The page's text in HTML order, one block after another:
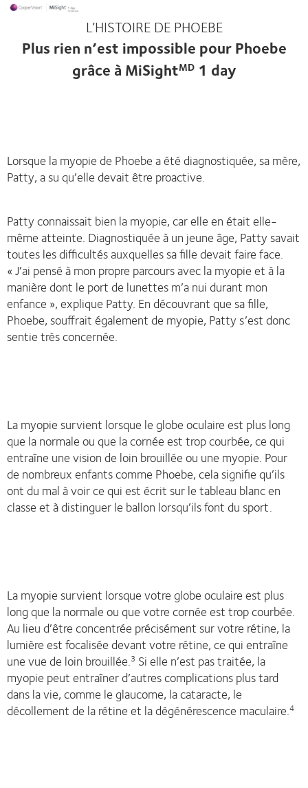
Aller
principal
L’HISTOIRE DE PHOEBE
Plus rien n’est impossible pour Phoebe
grâce à MiSightMD1 day
Lorsque la myopie de Phoebe a été diagnostiquée, sa mère,
Patty, a su qu’elle devait être proactive.
Patty connaissait bien la myopie, car elle en était elle-
même atteinte. Diagnostiquée à un jeune âge, Patty savait
toutes les difficultés auxquelles sa fille devait faire face.
« J’ai pensé à mon propre parcours avec la myopie et à la
manière dont le port de lunettes m’a nui durant mon
enfance », explique Patty. En découvrant que sa fille,
Phoebe, souffrait également de myopie, Patty s’est donc
sentie très concernée.
La myopie survient lorsque le globe oculaire est plus long
que la normale ou que la cornée est trop courbée, ce qui
entraîne une vision de loin brouillée ou une myopie. Pour
de nombreux enfants comme Phoebe, cela signifie qu’ils
ont du mal à voir ce qui est écrit sur le tableau blanc en
classe et à distinguer le ballon lorsqu’ils font du sport.
La myopie survient lorsque votre globe oculaire est plus
long que la normale ou que votre cornée est trop courbée.
Au lieu d’être concentrée précisément sur votre rétine, la
lumière est focalisée devant votre rétine, ce qui entraîne
une vue de loin brouillée.3 Si elle n’est pas traitée, la
myopie peut entraîner d’autres complications plus tard
dans la vie, comme le glaucome, la cataracte, le
décollement de la rétine et la dégénérescence maculaire.4